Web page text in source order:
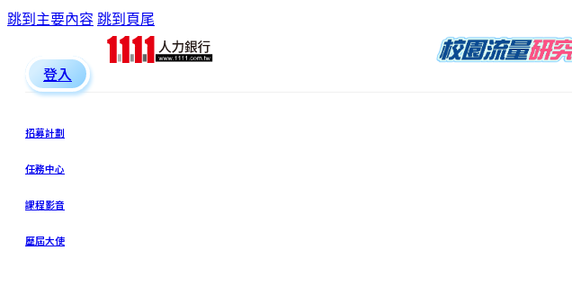
跳到主要內容 跳到頁尾
登入
招募計劃
任務中心
課程影音
歷屆大使